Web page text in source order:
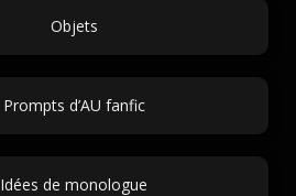
Objets
Prompts d’AU fanfic
Idées de monologue